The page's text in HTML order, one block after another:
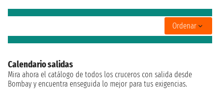
Ordenar
Calendario salidas
Mira ahora el catálogo de todos los cruceros con salida desde
Bombay y encuentra enseguida lo mejor para tus exigencias.